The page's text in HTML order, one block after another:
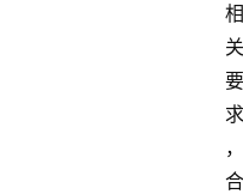
相
关
要
求
，
合